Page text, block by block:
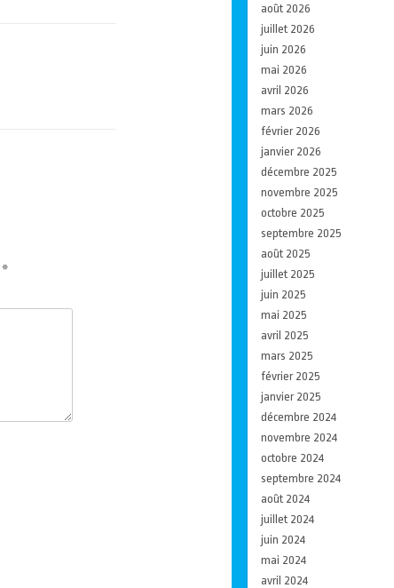
*
août 2026
juillet 2026
juin 2026
mai 2026
avril 2026
mars 2026
février 2026
janvier 2026
décembre 2025
novembre 2025
octobre 2025
septembre 2025
août 2025
juillet 2025
juin 2025
mai 2025
avril 2025
mars 2025
février 2025
janvier 2025
décembre 2024
novembre 2024
octobre 2024
septembre 2024
août 2024
juillet 2024
juin 2024
mai 2024
avril 2024